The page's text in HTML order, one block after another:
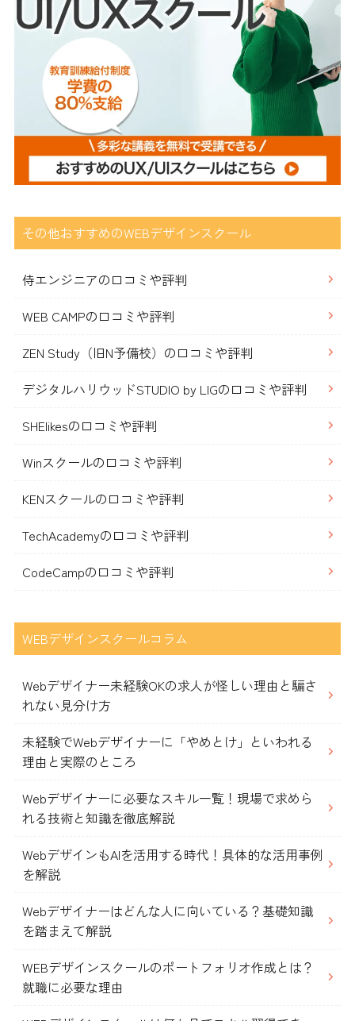
その他おすすめのWEBデザインスクール
侍エンジニアの口コミや評判
WEB CAMPの口コミや評判
ZEN Study（旧N予備校）の口コミや評判
デジタルハリウッドSTUDIO by LIGの口コミや評判
SHElikesの口コミや評判
Winスクールの口コミや評判
KENスクールの口コミや評判
TechAcademyの口コミや評判
CodeCampの口コミや評判
WEBデザインスクールコラム
Webデザイナー未経験OKの求人が怪しい理由と騙さ
れない見分け方
未経験でWebデザイナーに「やめとけ」といわれる
理由と実際のところ
Webデザイナーに必要なスキル一覧！現場で求めら
れる技術と知識を徹底解説
WebデザインもAIを活用する時代！具体的な活用事例
を解説
Webデザイナーはどんな人に向いている？基礎知識
を踏まえて解説
WEBデザインスクールのポートフォリオ作成とは？
就職に必要な理由